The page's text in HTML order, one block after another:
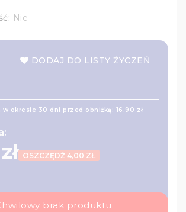
Nie
DODAJ DO LISTY ŻYCZEŃ
w okresie 30 dni przed obniżką: 16.90 zł
OSZCZĘDŹ 4,00 ZŁ
brak produktu